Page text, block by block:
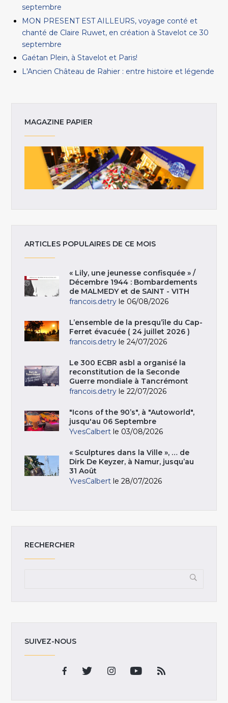
septembre
MON PRESENT EST AILLEURS, voyage conté et
chanté de Claire Ruwet, en création à Stavelot ce 30
septembre
Gaétan Plein, à Stavelot et Paris!
L'Ancien Château de Rahier : entre histoire et légende
MAGAZINE PAPIER
ARTICLES POPULAIRES DE CE MOIS
« Lily, une jeunesse confisquée » /
Décembre 1944 : Bombardements
de MALMEDY et de SAINT - VITH
francois.detry le 06/08/2026
L’ensemble de la presqu’île du Cap-
Ferret évacuée ( 24 juillet 2026 )
francois.detry le 24/07/2026
Le 300 ECBR asbl a organisé la
reconstitution de la Seconde
Guerre mondiale à Tancrémont
francois.detry le 22/07/2026
"Icons of the 90’s", à "Autoworld",
jusqu'au 06 Septembre
YvesCalbert le 03/08/2026
« Sculptures dans la Ville », … de
Dirk De Keyzer, à Namur, jusqu’au
31 Août
YvesCalbert le 28/07/2026
RECHERCHER
SUIVEZ-NOUS